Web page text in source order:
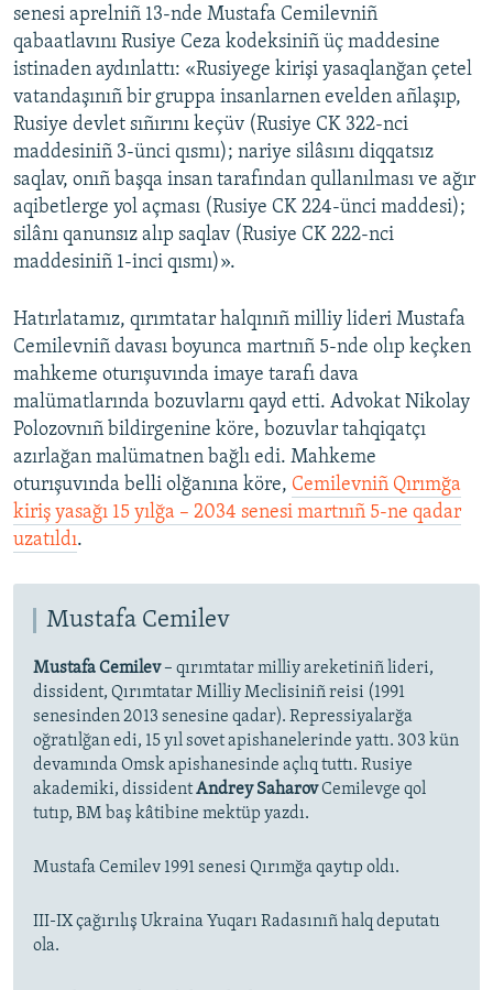
senesi aprelniñ 13-nde Mustafa Cemilevniñ
qabaatlavını Rusiye Ceza kodeksiniñ üç maddesine
istinaden aydınlattı: «Rusiyege kirişi yasaqlanğan çetel
vatandaşınıñ bir gruppa insanlarnen evelden añlaşıp,
Rusiye devlet sıñırını keçüv (Rusiye CK 322-nci
maddesiniñ 3-ünci qısmı); nariye silâsını diqqatsız
saqlav, onıñ başqa insan tarafından qullanılması ve ağır
aqibetlerge yol açması (Rusiye CK 224-ünci maddesi);
silânı qanunsız alıp saqlav (Rusiye CK 222-nci
maddesiniñ 1-inci qısmı)».
Hatırlatamız, qırımtatar halqınıñ milliy lideri Mustafa
Cemilevniñ davası boyunca martnıñ 5-nde olıp keçken
mahkeme oturışuvında imaye tarafı dava
malümatlarında bozuvlarnı qayd etti. Advokat Nikolay
Polozovnıñ bildirgenine köre, bozuvlar tahqiqatçı
azırlağan malümatnen bağlı edi. Mahkeme
oturışuvında belli olğanına köre, Cemilevniñ Qırımğa
kiriş yasağı 15 yılğa – 2034 senesi martnıñ 5-ne qadar
uzatıldı.​
Mustafa Cemilev
Mustafa Cemilev– qırımtatar milliy areketiniñ lideri,
dissident, Qırımtatar Milliy Meclisiniñ reisi (1991
senesinden 2013 senesine qadar). Repressiyalarğa
oğratılğan edi, 15 yıl sovet apishanelerinde yattı. 303 kün
devamında Omsk apishanesinde açlıq tuttı. Rusiye
akademiki, dissidentAndrey SaharovCemilevge qol
tutıp, BM baş kâtibine mektüp yazdı.
Mustafa Cemilev 1991 senesi Qırımğa qaytıp oldı.
III-IX çağırılış Ukraina Yuqarı Radasınıñ halq deputatı
ola.